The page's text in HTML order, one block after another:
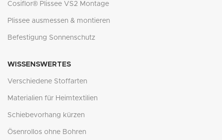
Cosiflor® Plissee VS2 Montage
Plissee ausmessen & montieren
Befestigung Sonnenschutz
WISSENSWERTES
Verschiedene Stoffarten
Materialien für Heimtextilien
Schiebevorhang kürzen
Ösenrollos ohne Bohren